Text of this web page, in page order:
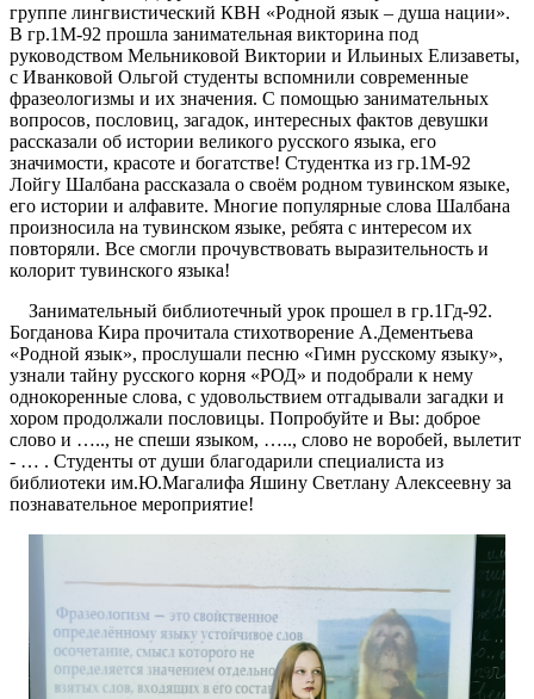
группе лингвистический КВН «Родной язык – душа нации».
В гр.1М-92 прошла занимательная викторина под
руководством Мельниковой Виктории и Ильиных Елизаветы,
с Иванковой Ольгой студенты вспомнили современные
фразеологизмы и их значения. С помощью занимательных
вопросов, пословиц, загадок, интересных фактов девушки
рассказали об истории великого русского языка, его
значимости, красоте и богатстве! Студентка из гр.1М-92
Лойгу Шалбана рассказала о своём родном тувинском языке,
его истории и алфавите. Многие популярные слова Шалбана
произносила на тувинском языке, ребята с интересом их
повторяли. Все смогли прочувствовать выразительность и
колорит тувинского языка!
Занимательный библиотечный урок прошел в гр.1Гд-92.
Богданова Кира прочитала стихотворение А.Дементьева
«Родной язык», прослушали песню «Гимн русскому языку»,
узнали тайну русского корня «РОД» и подобрали к нему
однокоренные слова, с удовольствием отгадывали загадки и
хором продолжали пословицы. Попробуйте и Вы: доброе
слово и ….., не спеши языком, ….., слово не воробей, вылетит
- … . Студенты от души благодарили специалиста из
библиотеки им.Ю.Магалифа Яшину Светлану Алексеевну за
познавательное мероприятие!